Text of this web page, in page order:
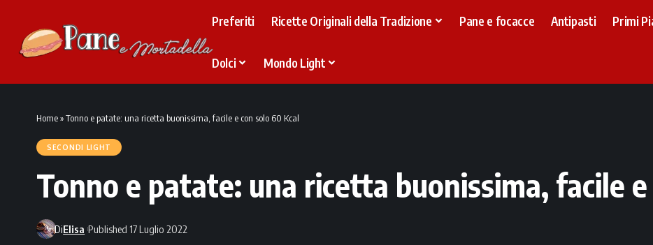
Preferiti Ricette Originali della Tradizione Pane e focacce Antipasti Primi
Dolci Mondo Light
Home»Tonno e patate: una ricetta buonissima, facile e con solo 60 Kcal
SECONDI LIGHT
Tonno e patate: una ricetta buonissima, facile
DiElisa Published 17 Luglio 2022